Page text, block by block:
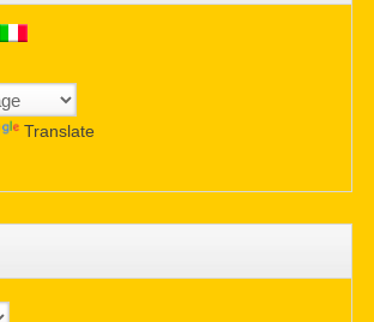
Translate